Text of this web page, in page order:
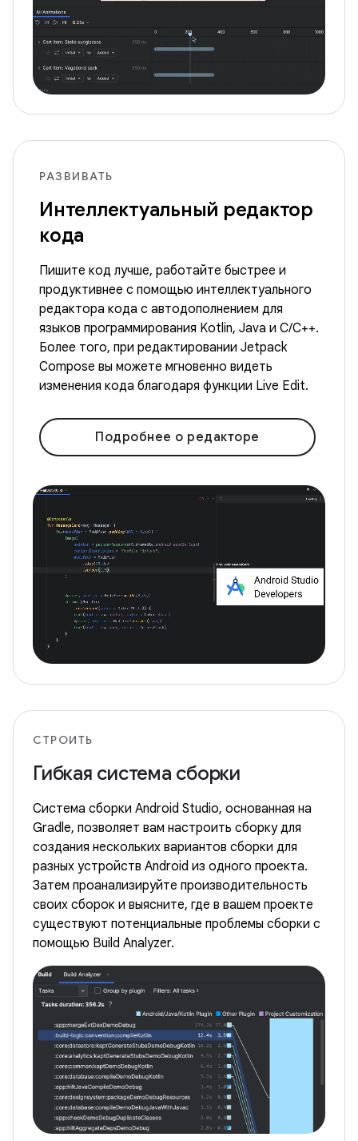
РАЗВИВАТЬ
Интеллектуальный редактор
кода
Пишите код лучше, работайте быстрее и
продуктивнее с помощью интеллектуального
редактора кода с автодополнением для
языков программирования Kotlin, Java и C/C++.
Более того, при редактировании Jetpack
Compose вы можете мгновенно видеть
изменения кода благодаря функции Live Edit.
Подробнее о редакторе
СТРОИТЬ
Гибкая система сборки
Система сборки Android Studio, основанная на
Gradle, позволяет вам настроить сборку для
создания нескольких вариантов сборки для
разных устройств Android из одного проекта.
Затем проанализируйте производительность
своих сборок и выясните, где в вашем проекте
существуют потенциальные проблемы сборки с
помощью Build Analyzer.